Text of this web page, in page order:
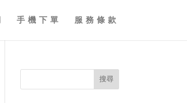
手機下單 服務條款
搜尋